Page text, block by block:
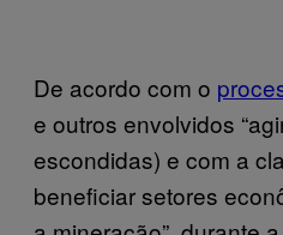
De acordo com o
e outros envolvidos
escondidas) e com a
beneficiar setores